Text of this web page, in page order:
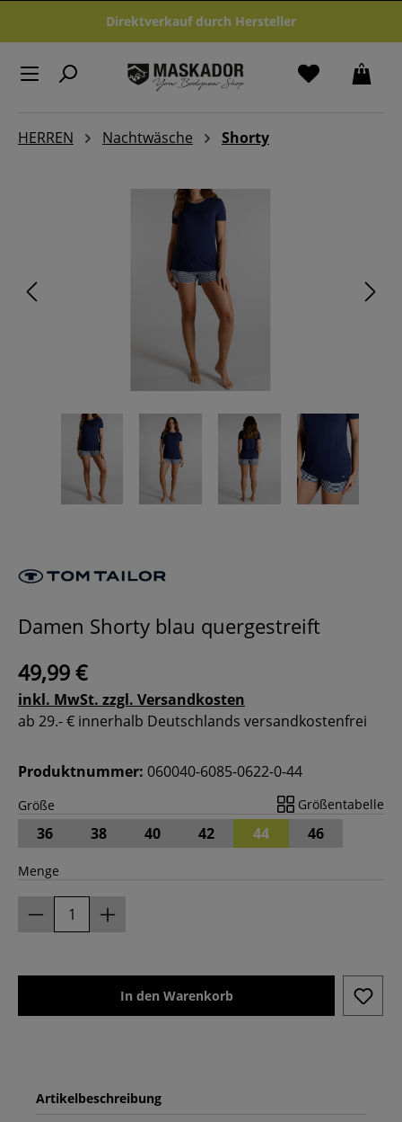
Zum Hauptinhalt springenDirektverkauf durch Hersteller
HERREN Nachtwäsche Shorty
Damen Shorty blau quergestreift
49,99 €
inkl. MwSt. zzgl. Versandkosten
ab 29.- € innerhalb Deutschlands versandkostenfrei
Produktnummer: 060040-6085-0622-0-44
Größe Größentabelle
36 38 40 42 44 46
Menge
In den Warenkorb
Artikelbeschreibung